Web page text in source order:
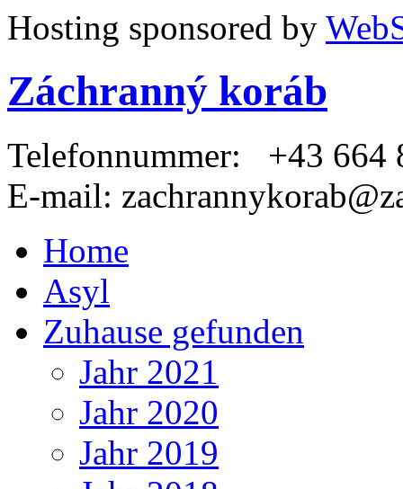
Hosting sponsored by
Záchranný koráb
Telefonnummer: +43 664
E-mail:
Home
Asyl
Zuhause gefunden
Jahr 2021
Jahr 2020
Jahr 2019